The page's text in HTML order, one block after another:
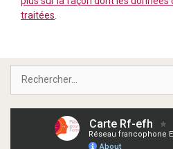
traitées.